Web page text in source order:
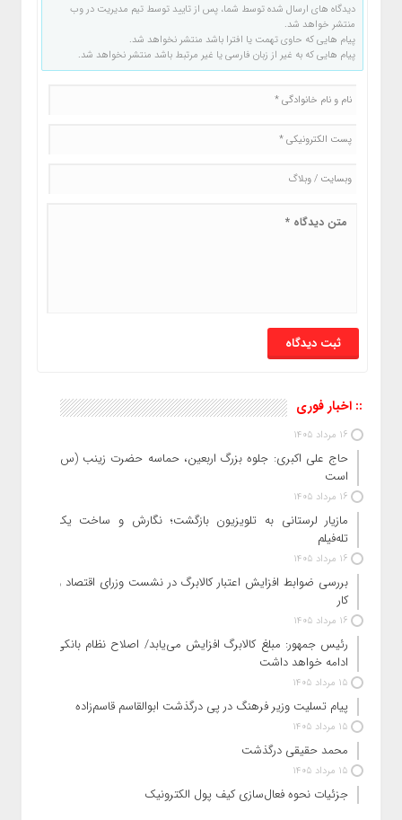
دیدگاه های ارسال شده توسط شما، پس از تایید توسط تیم مدیریت در وب
منتشر خواهد شد.
پیام هایی که حاوی تهمت یا افترا باشد منتشر نخواهد شد.
پیام هایی که به غیر از زبان فارسی یا غیر مرتبط باشد منتشر نخواهد شد.
:: اخبار فوری
16 مرداد 1405
حاج‌ علی‌ اکبری: جلوه بزرگ اربعین، حماسه حضرت زینب (س)
است
16 مرداد 1405
مازیار لرستانی به تلویزیون بازگشت؛ نگارش و ساخت یک
تله‌فیلم
16 مرداد 1405
بررسی ضوابط افزایش اعتبار کالابرگ در نشست وزرای اقتصاد و
کار
16 مرداد 1405
رئیس‌ جمهور: مبلغ کالابرگ افزایش می‌یابد/ اصلاح نظام بانکی
ادامه خواهد داشت
15 مرداد 1405
پیام تسلیت وزیر فرهنگ در پی درگذشت ابوالقاسم قاسم‌زاده
15 مرداد 1405
محمد حقیقی درگذشت
15 مرداد 1405
جزئیات نحوه فعال‌سازی کیف پول الکترونیک